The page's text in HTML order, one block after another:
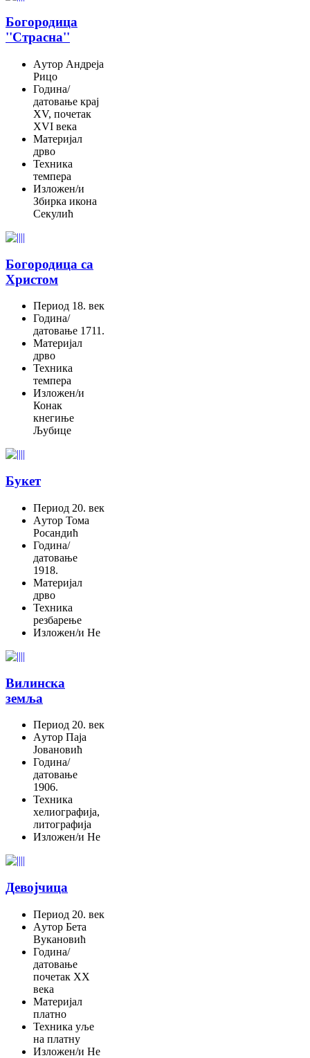
Богородица
''Страсна''
Aутор Андреја
Рицо
Година/
датовање крај
XV, почетак
XVI века
Материјал
дрво
Техника
темпера
Изложен/и
Збирка икона
Секулић
Богородица са
Христом
Период 18. век
Година/
датовање 1711.
Материјал
дрво
Техника
темпера
Изложен/и
Конак
кнегиње
Љубице
Букет
Период 20. век
Aутор Тома
Росандић
Година/
датовање
1918.
Материјал
дрво
Техника
резбарење
Изложен/и Не
Вилинска
земља
Период 20. век
Aутор Паја
Јовановић
Година/
датовање
1906.
Техника
хелиографија,
литографија
Изложен/и Не
Девојчица
Период 20. век
Aутор Бета
Вукановић
Година/
датовање
почетак XX
века
Материјал
платно
Техника уље
на платну
Изложен/и Не